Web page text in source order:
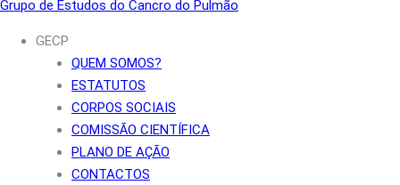
Grupo de Estudos do Cancro do Pulmão
GECP
QUEM SOMOS?
ESTATUTOS
CORPOS SOCIAIS
COMISSÃO CIENTÍFICA
PLANO DE AÇÃO
CONTACTOS